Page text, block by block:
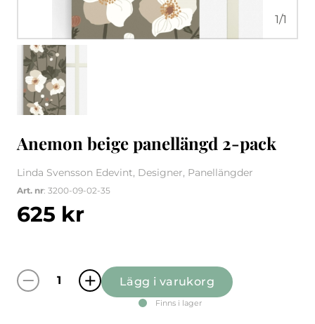
1/1
Anemon beige panellängd 2-pack
Linda Svensson Edevint, Designer, Panellängder
Art. nr: 3200-09-02-35
625 kr
Anemon beige panellängd 2-pack mängd
Lägg i varukorg
Finns i lager